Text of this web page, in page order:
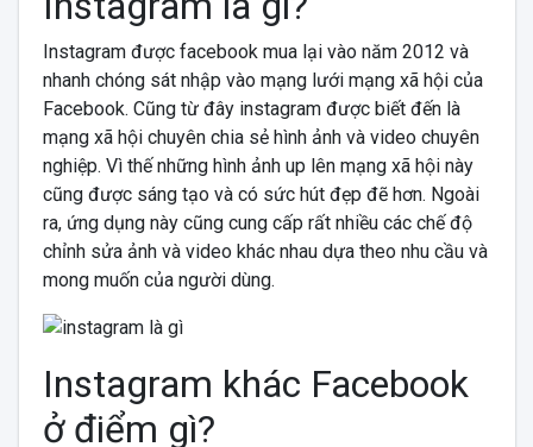
Instagram được facebook mua lại vào năm 2012 và
nhanh chóng sát nhập vào mạng lưới mạng xã hội của
Facebook. Cũng từ đây instagram được biết đến là
mạng xã hội chuyên chia sẻ hình ảnh và video chuyên
nghiệp. Vì thế những hình ảnh up lên mạng xã hội này
cũng được sáng tạo và có sức hút đẹp đẽ hơn. Ngoài
ra, ứng dụng này cũng cung cấp rất nhiều các chế độ
chỉnh sửa ảnh và video khác nhau dựa theo nhu cầu và
mong muốn của người dùng.
Instagram khác Facebook
ở điểm gì?